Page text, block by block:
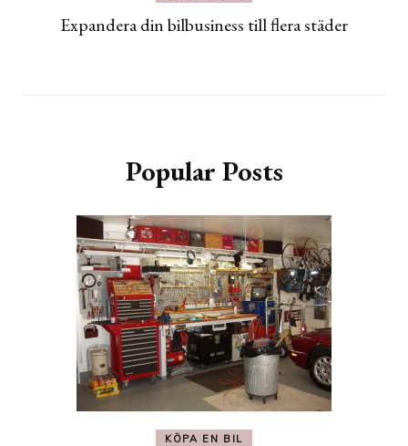
Expandera din bilbusiness till flera städer
Popular Posts
KÖPA EN BIL